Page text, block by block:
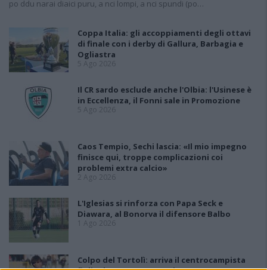
po ddu narai diaici puru, a nci lompi, a nci spundi (po…
Coppa Italia: gli accoppiamenti degli ottavi
di finale con i derby di Gallura, Barbagia e
Ogliastra
5 Ago 2026
Il CR sardo esclude anche l'Olbia: l'Usinese è
in Eccellenza, il Fonni sale in Promozione
5 Ago 2026
Caos Tempio, Sechi lascia: «Il mio impegno
finisce qui, troppe complicazioni coi
problemi extra calcio»
2 Ago 2026
L'Iglesias si rinforza con Papa Seck e
Diawara, al Bonorva il difensore Balbo
1 Ago 2026
Colpo del Tortolì: arriva il centrocampista